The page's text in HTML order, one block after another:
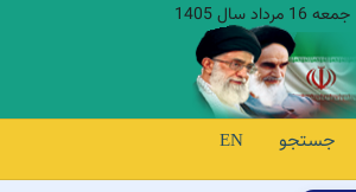
جمعه 16 مرداد سال 1405
جستجو EN